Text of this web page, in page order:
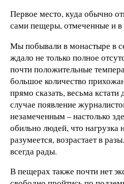
Первое место, куда обычно
сами пещеры, отмеченные и в
Мы побывали в монастыре в
ждало не только полное
почти положительные
большое количество
прямо сказать, весьма
случае появление
незамеченным – настолько
обильно людей, что нагрузка
разумеется, возрастает в
всегда рады.
В пещерах также почти нет